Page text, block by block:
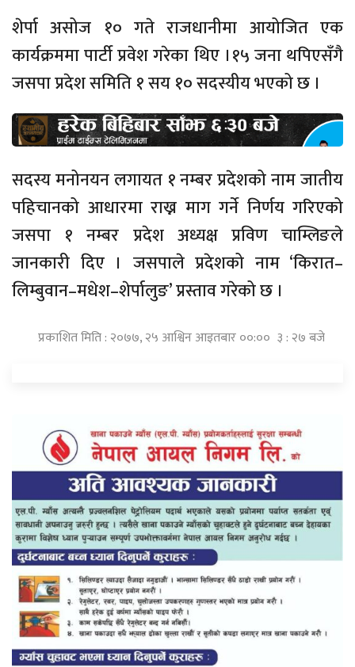
शेर्पा असोज १० गते राजधानीमा आयोजित एक
कार्यक्रममा पार्टी प्रवेश गरेका थिए ।१५ जना थपिएसँगै
जसपा प्रदेश समिति १ सय १० सदस्यीय भएको छ ।
सदस्य मनोनयन लगायत १ नम्बर प्रदेशको नाम जातीय
पहिचानको आधारमा राख्न माग गर्ने निर्णय गरिएको
जसपा १ नम्बर प्रदेश अध्यक्ष प्रविण चाम्लिङले
जानकारी दिए । जसपाले प्रदेशको नाम ‘किरात–
लिम्बुवान–मधेश–शेर्पालुङ’ प्रस्ताव गरेको छ ।
प्रकाशित मिति : २०७७, २५ आश्विन आइतबार ००:०० ३ : २७ बजे